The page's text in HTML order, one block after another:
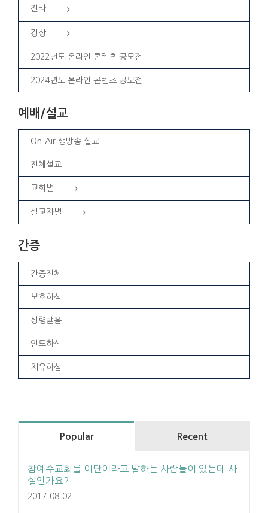
전라
경상
2022년도 온라인 콘텐츠 공모전
2024년도 온라인 콘텐츠 공모전
예배/설교
On-Air 생방송 설교
전체설교
교회별
설교자별
간증
간증전체
보호하심
성령받음
인도하심
치유하심
Popular Recent
참예수교회를 이단이라고 말하는 사람들이 있는데 사
실인가요?
2017-08-02